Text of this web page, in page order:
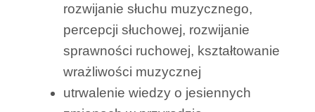
rozwijanie słuchu muzycznego,
percepcji słuchowej, rozwijanie
sprawności ruchowej, kształtowanie
wrażliwości muzycznej
utrwalenie wiedzy o jesiennych